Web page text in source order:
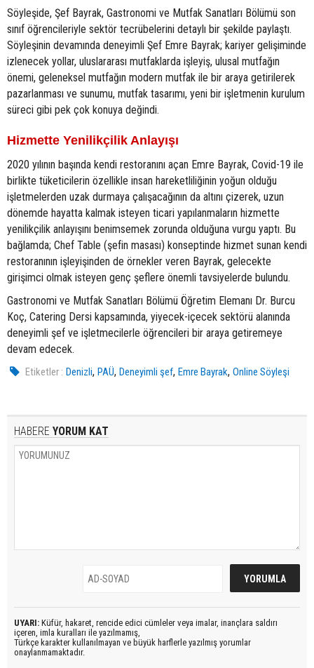
Söyleşide, Şef Bayrak, Gastronomi ve Mutfak Sanatları Bölümü son
sınıf öğrencileriyle sektör tecrübelerini detaylı bir şekilde paylaştı.
Söyleşinin devamında deneyimli Şef Emre Bayrak; kariyer gelişiminde
izlenecek yollar, uluslararası mutfaklarda işleyiş, ulusal mutfağın
önemi, geleneksel mutfağın modern mutfak ile bir araya getirilerek
pazarlanması ve sunumu, mutfak tasarımı, yeni bir işletmenin kurulum
süreci gibi pek çok konuya değindi.
Hizmette Yenilikçilik Anlayışı
2020 yılının başında kendi restoranını açan Emre Bayrak, Covid-19 ile
birlikte tüketicilerin özellikle insan hareketliliğinin yoğun olduğu
işletmelerden uzak durmaya çalışacağının da altını çizerek, uzun
dönemde hayatta kalmak isteyen ticari yapılanmaların hizmette
yenilikçilik anlayışını benimsemek zorunda olduğuna vurgu yaptı. Bu
bağlamda; Chef Table (şefin masası) konseptinde hizmet sunan kendi
restoranının işleyişinden de örnekler veren Bayrak, gelecekte
girişimci olmak isteyen genç şeflere önemli tavsiyelerde bulundu.
Gastronomi ve Mutfak Sanatları Bölümü Öğretim Elemanı Dr. Burcu
Koç, Catering Dersi kapsamında, yiyecek-içecek sektörü alanında
deneyimli şef ve işletmecilerle öğrencileri bir araya getiremeye
devam edecek.
Etiketler : Denizli,PAÜ,Deneyimli şef,Emre Bayrak,Online Söyleşi
HABERE YORUM KAT
UYARI: Küfür, hakaret, rencide edici cümleler veya imalar, inançlara saldırı
içeren, imla kuralları ile yazılmamış,
Türkçe karakter kullanılmayan ve büyük harflerle yazılmış yorumlar
onaylanmamaktadır.